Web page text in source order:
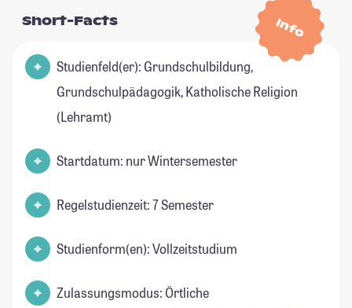
Info
Short-Facts
Studienfeld(er): Grundschulbildung,
Grundschulpädagogik, Katholische Religion
(Lehramt)
Startdatum: nur Wintersemester
Regelstudienzeit: 7 Semester
Studienform(en): Vollzeitstudium
Zulassungsmodus: Örtliche